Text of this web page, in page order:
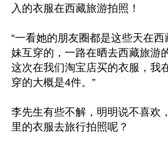
入的衣服在西藏旅游拍照！
“一看她的朋友圈都是这些天在
妹互穿的，一路在晒去西藏旅游
这次在我们淘宝店买的衣服，我
穿的大概是4件。”
李先生有些不解，明明说不喜欢
里的衣服去旅行拍照呢？